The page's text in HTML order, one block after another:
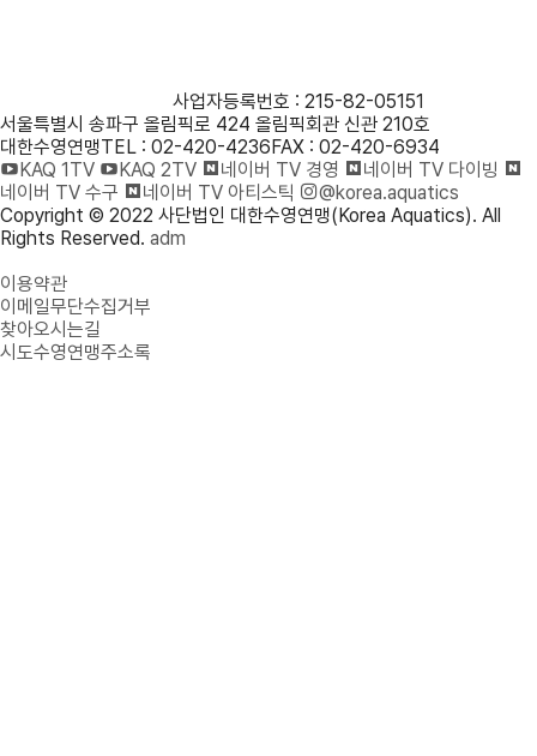
사업자등록번호 : 215-82-05151
서울특별시 송파구 올림픽로 424 올림픽회관 신관 210호
대한수영연맹TEL : 02-420-4236 FAX : 02-420-6934
KAQ 1TV
KAQ 2TV 네이버 TV 경영
네이버 TV 다이빙
네이버 TV 수구
네이버 TV 아티스틱
@korea.aquatics
Copyright © 2022 사단법인 대한수영연맹(Korea Aquatics). All
Rights Reserved. adm
이용약관
이메일무단수집거부
찾아오시는길
시도수영연맹주소록